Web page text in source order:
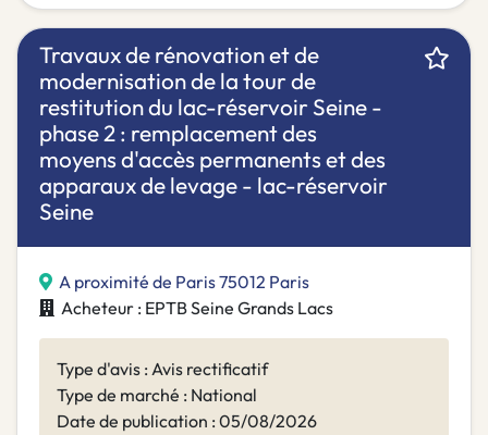
Travaux de rénovation et de
modernisation de la tour de
restitution du lac-réservoir Seine -
phase 2 : remplacement des
moyens d'accès permanents et des
apparaux de levage - lac-réservoir
Seine
A proximité de Paris 75012 Paris
Acheteur : EPTB Seine Grands Lacs
Type d'avis : Avis rectificatif
Type de marché : National
Date de publication : 05/08/2026